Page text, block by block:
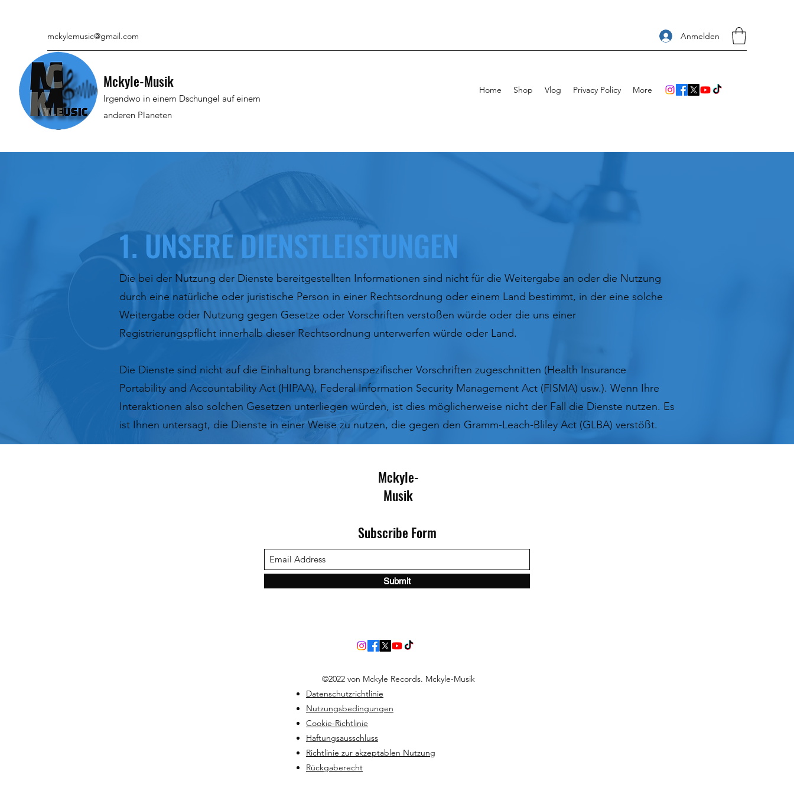
mckylemusic@gmail.com Anmelden
Mckyle-Musik
Irgendwo in einem Dschungel auf einem
anderen Planeten
Home Shop Vlog Privacy Policy More
1. UNSERE DIENSTLEISTUNGEN
Die bei der Nutzung der Dienste bereitgestellten Informationen sind nicht für die Weitergabe an oder die Nutzung
durch eine natürliche oder juristische Person in einer Rechtsordnung oder einem Land bestimmt, in der eine solche
Weitergabe oder Nutzung gegen Gesetze oder Vorschriften verstoßen würde oder die uns einer
Registrierungspflicht innerhalb dieser Rechtsordnung unterwerfen würde oder Land.
Die Dienste sind nicht auf die Einhaltung branchenspezifischer Vorschriften zugeschnitten (Health Insurance
Portability and Accountability Act (HIPAA), Federal Information Security Management Act (FISMA) usw.). Wenn Ihre
Interaktionen also solchen Gesetzen unterliegen würden, ist dies möglicherweise nicht der Fall die Dienste nutzen. Es
ist Ihnen untersagt, die Dienste in einer Weise zu nutzen, die gegen den Gramm-Leach-Bliley Act (GLBA) verstößt.
Mckyle-
Musik
Subscribe Form
Submit
©2022 von Mckyle Records. Mckyle-Musik
Datenschutzrichtlinie
Nutzungsbedingungen
Cookie-Richtlinie
Haftungsausschluss
Richtlinie zur akzeptablen Nutzung
Rückgaberecht